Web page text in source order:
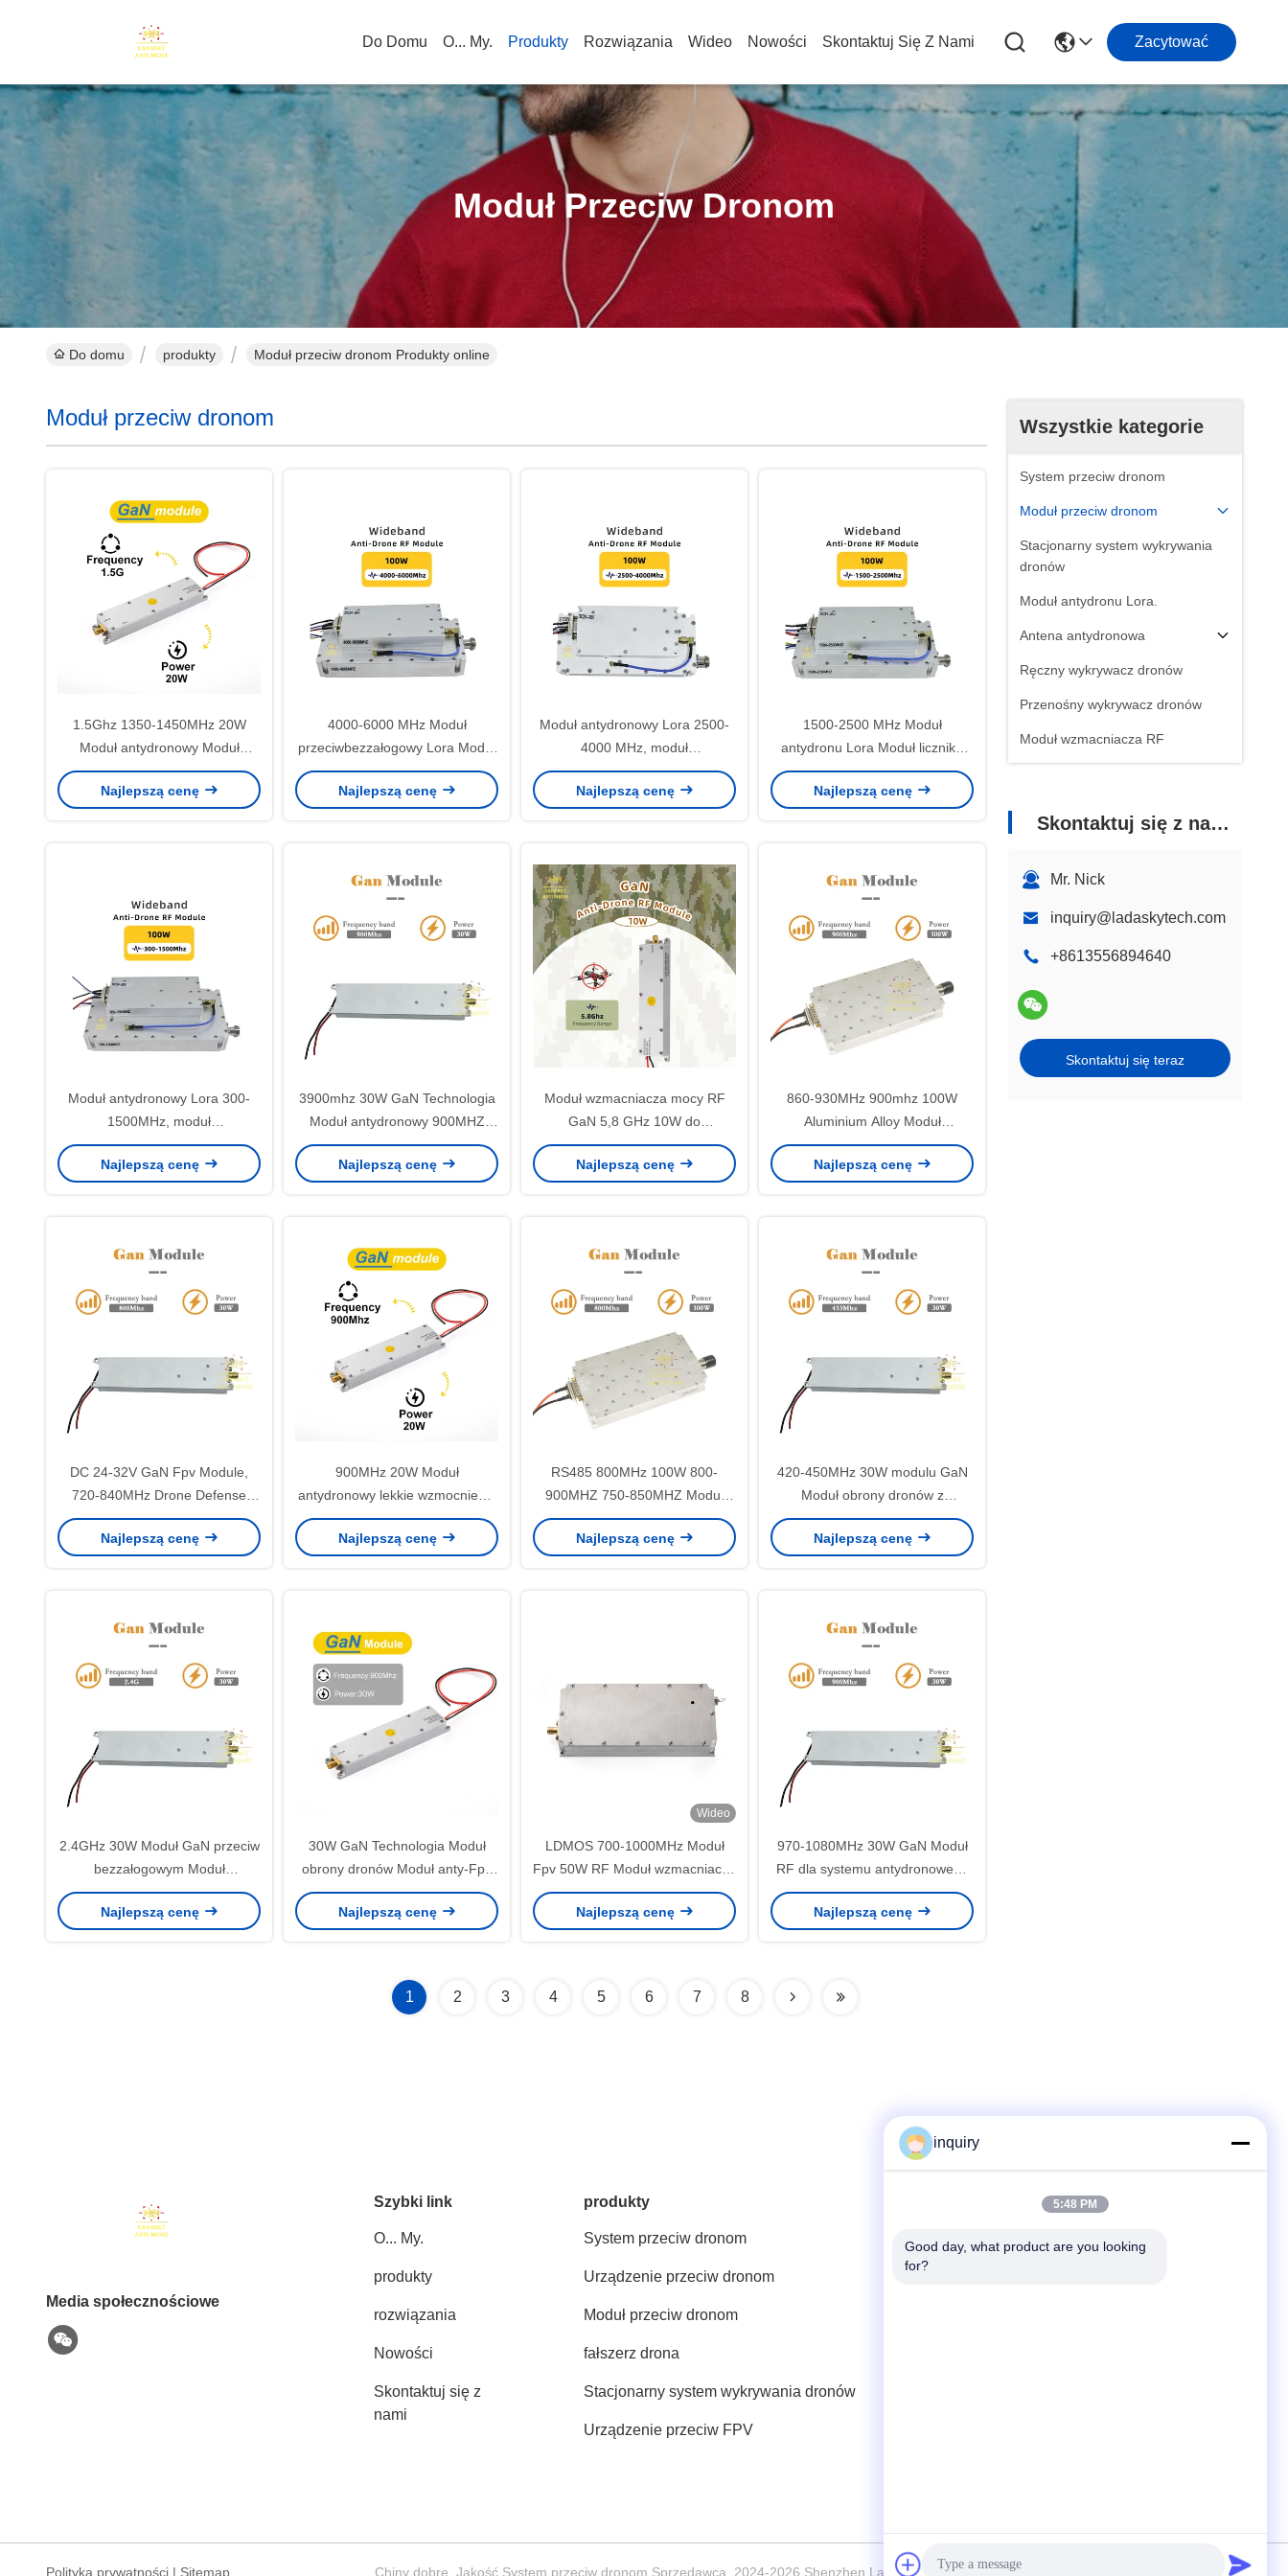
Do Domu O... My. Produkty Rozwiązania Wideo Nowości Skontaktuj Się Z Nami Zacytować
Moduł Przeciw Dronom
Do domu produkty Moduł przeciw dronom Produkty online
Wszystkie kategorie
System przeciw dronom
Moduł przeciw dronom
Stacjonarny system wykrywania
dronów
Moduł antydronu Lora.
Antena antydronowa
Ręczny wykrywacz dronów
Przenośny wykrywacz dronów
Moduł wzmacniacza RF
Skontaktuj się z nami
Mr. Nick
inquiry@ladaskytech.com
+8613556894640
Skontaktuj się teraz
Moduł przeciw dronom
1.5Ghz 1350-1450MHz 20W
Moduł antydronowy Moduł
wzmacniacza RF
Najlepszą cenę
4000-6000 MHz Moduł
przeciwbezzałogowy Lora Moduł
licznik Fpv
Najlepszą cenę
Moduł antydronowy Lora 2500-
4000 MHz, moduł
przeciwdziałania FPV
Najlepszą cenę
1500-2500 MHz Moduł
antydronu Lora Moduł licznika
Fpv
Najlepszą cenę
Moduł antydronowy Lora 300-
1500MHz, moduł
przeciwdziałający FPV
Najlepszą cenę
3900mhz 30W GaN Technologia
Moduł antydronowy 900MHZ
Moduł anty-Fpv RF 24-32V
Najlepszą cenę
Moduł wzmacniacza mocy RF
GaN 5,8 GHz 10W do
wykrywania dronów
Najlepszą cenę
860-930MHz 900mhz 100W
Aluminium Alloy Moduł
antydronowy Moduł wzmacniacz
mocy RF
Najlepszą cenę
DC 24-32V GaN Fpv Module,
720-840MHz Drone Defense
Module
Najlepszą cenę
900MHz 20W Moduł
antydronowy lekkie wzmocnienie
RF dla obrony dronów
Najlepszą cenę
RS485 800MHz 100W 800-
900MHZ 750-850MHZ Moduł
antydronowy Moduł wzmacniacz
mocy RF dla antydronu LDSK
Najlepszą cenę
420-450MHz 30W modulu GaN
Moduł obrony dronów z
płaskością mocy 1-1,5 dB
Najlepszą cenę
2.4GHz 30W Moduł GaN przeciw
bezzałogowym Moduł
wzmacniacz mocy przeciw Fpv Z
45dBi Peak Gain
Najlepszą cenę
30W GaN Technologia Moduł
obrony dronów Moduł anty-Fpv
RF 800-950MHz
Najlepszą cenę
Wideo
LDMOS 700-1000MHz Moduł
Fpv 50W RF Moduł wzmacniacza
mocy
Najlepszą cenę
970-1080MHz 30W GaN Moduł
RF dla systemu antydronowego
Autel Fpv Mavic 3 Autel Moduł
antydronowy LDSK ladasky
Najlepszą cenę
1 2 3 4 5 6 7 8
Media społecznościowe
Szybki link
O... My.
produkty
rozwiązania
Nowości
Skontaktuj się z
nami
produkty
System przeciw dronom
Urządzenie przeciw dronom
Moduł przeciw dronom
fałszerz drona
Stacjonarny system wykrywania dronów
Urządzenie przeciw FPV
Tel.
Polityka prywatności | Sitemap Chiny dobre. Jakość System przeciw dronom Sprzedawca. 2024-2026 Shenzhen Ladasky Technology Co.，Ltd Wszystkie. Prawa zastrzeżone.
inquiry
5:48 PM
Good day, what product are you looking
for?